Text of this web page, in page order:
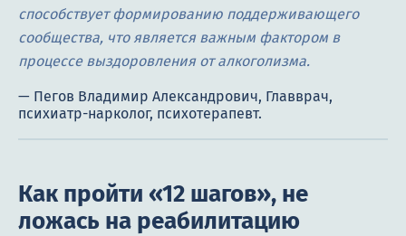
способствует формированию поддерживающего
сообщества, что является важным фактором в
процессе выздоровления от алкоголизма.
Как пройти «12 шагов», не
ложась на реабилитацию